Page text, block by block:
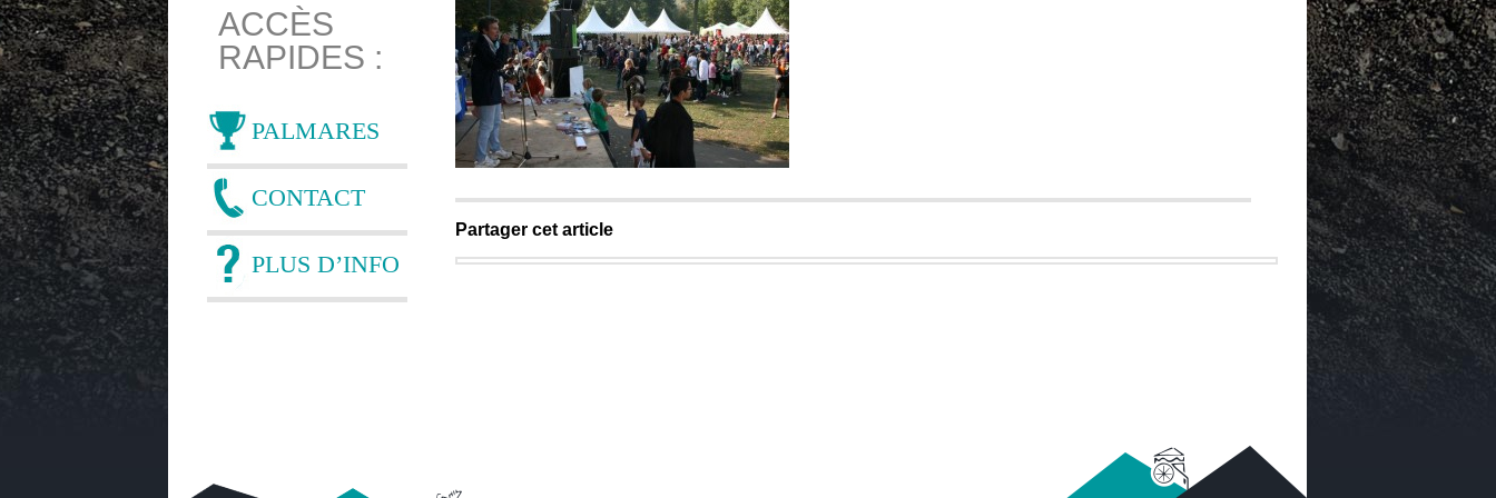
ACCÈS
RAPIDES :
PALMARES
CONTACT
PLUS D’INFO
Partager cet article